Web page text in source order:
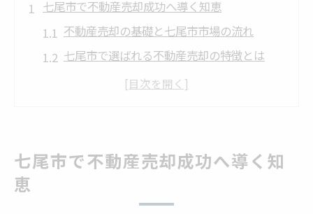
七尾市で不動産売却成功へ導く知恵
不動産売却の基礎と七尾市市場の流れ
七尾市で選ばれる不動産売却の特徴とは
地元視点で考える不動産売却の注意点
専門知識を活かす七尾市の売却術
七尾市の特性を知る不動産売却の実践術
七尾市で不動産売却成功へ導く知
恵